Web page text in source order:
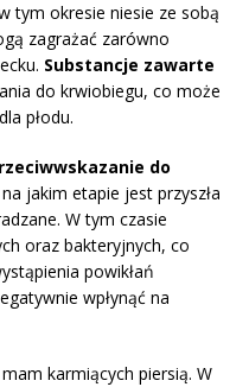
tym okresie niesie ze sobą
zagrażać zarówno
Substancje zawarte
do krwiobiegu, co może
płodu.
do
jakim etapie jest przyszła
W tym czasie
oraz bakteryjnych, co
powikłań
wpłynąć na
karmiących piersią. W